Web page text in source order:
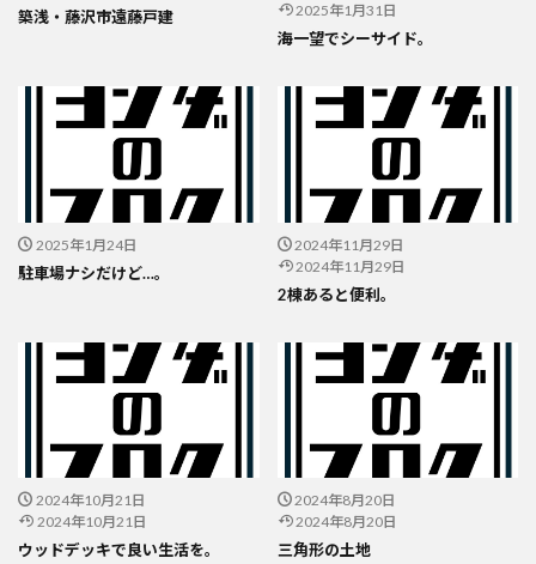
築浅・藤沢市遠藤戸建
2025年1月31日
海一望でシーサイド。
2025年1月24日
駐車場ナシだけど…。
2024年11月29日
2024年11月29日
2棟あると便利。
2024年10月21日
2024年10月21日
ウッドデッキで良い生活を。
2024年8月20日
2024年8月20日
三角形の土地